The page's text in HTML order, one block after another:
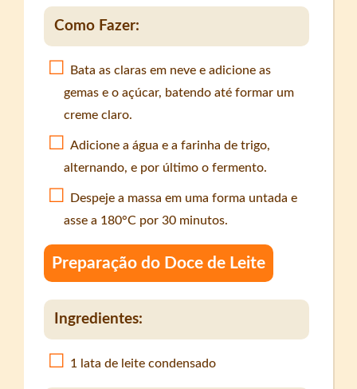
Como Fazer:
Bata as claras em neve e adicione as
gemas e o açúcar, batendo até formar um
creme claro.
Adicione a água e a farinha de trigo,
alternando, e por último o fermento.
Despeje a massa em uma forma untada e
asse a 180°C por 30 minutos.
Preparação do Doce de Leite
Ingredientes:
1 lata de leite condensado